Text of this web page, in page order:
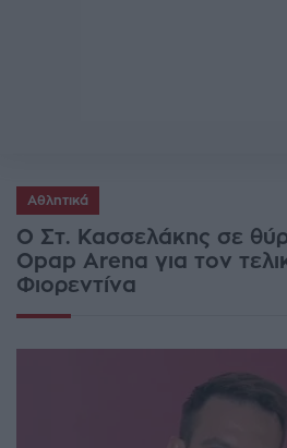
Αθλητικά
Ο Στ. Κασσελάκης σε
Opap Arena για τον
Φιορεντίνα